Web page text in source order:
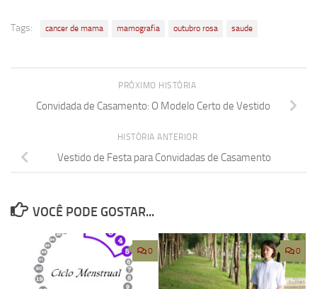
Tags: cancer de mama mamografia outubro rosa saude
PRÓXIMO HISTÓRIA
Convidada de Casamento: O Modelo Certo de Vestido
HISTÓRIA ANTERIOR
Vestido de Festa para Convidadas de Casamento
VOCÊ PODE GOSTAR...
0 0